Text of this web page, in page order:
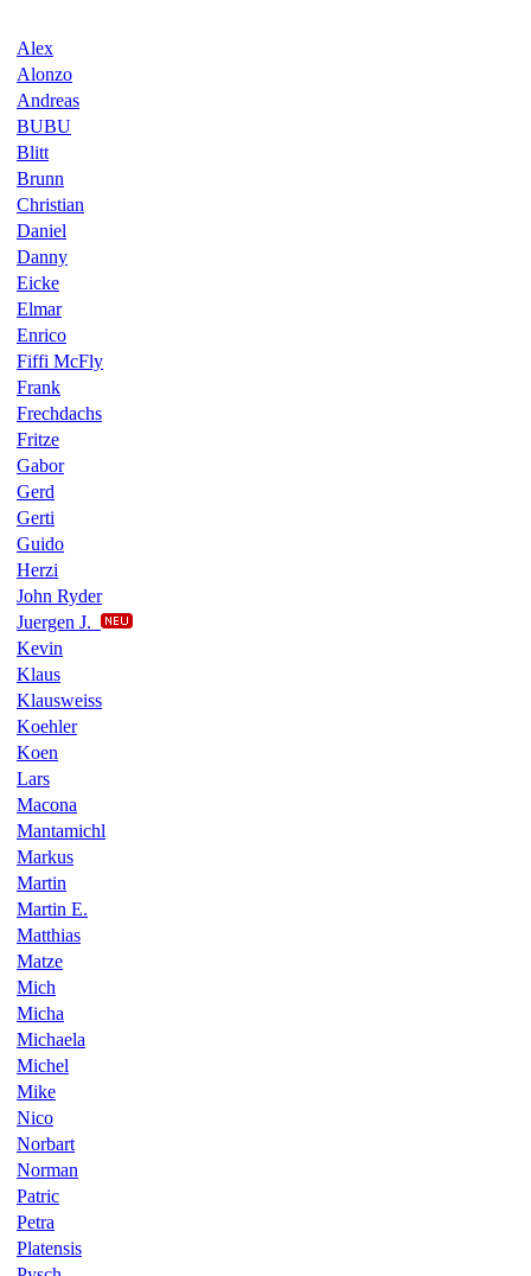
Alex
Alonzo
Andreas
BUBU
Blitt
Brunn
Christian
Daniel
Danny
Eicke
Elmar
Enrico
Fiffi McFly
Frank
Frechdachs
Fritze
Gabor
Gerd
Gerti
Guido
Herzi
John Ryder
Juergen J.
Kevin
Klaus
Klausweiss
Koehler
Koen
Lars
Macona
Mantamichl
Markus
Martin
Martin E.
Matthias
Matze
Mich
Micha
Michaela
Michel
Mike
Nico
Norbart
Norman
Patric
Petra
Platensis